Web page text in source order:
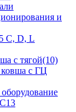
и
C, D, L
с тягой(10)
ковша с ГЦ